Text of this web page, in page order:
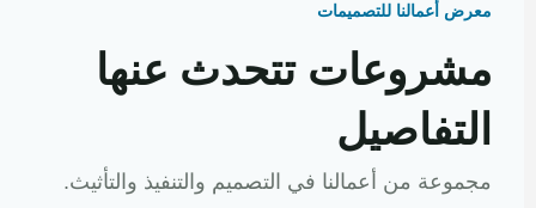
معرض أعمالنا للتصميمات
مشروعات تتحدث عنها
التفاصيل
مجموعة من أعمالنا في التصميم والتنفيذ والتأثيث.